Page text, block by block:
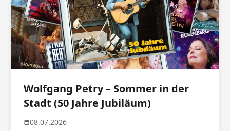
Wolfgang Petry – Sommer in der
Stadt (50 Jahre Jubiläum)
08.07.2026